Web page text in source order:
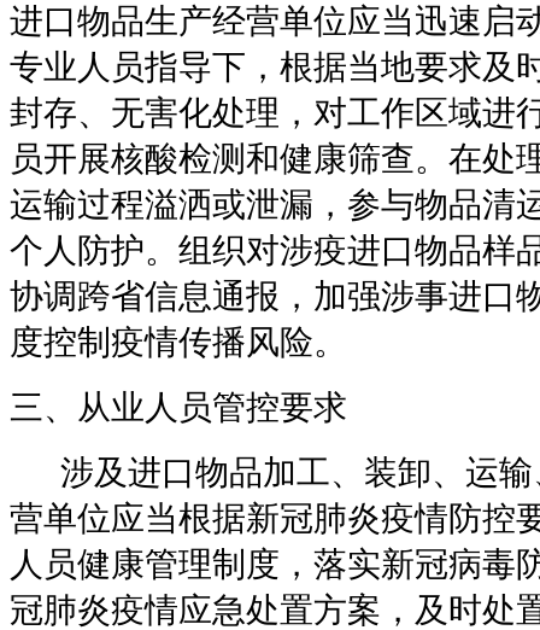
进口物品生产经营单位应当迅速启
专业人员指导下，根据当地要求及
封存、无害化处理，对工作区域进
员开展核酸检测和健康筛查。在处
运输过程溢洒或泄漏，参与物品清
个人防护。组织对涉疫进口物品样
协调跨省信息通报，加强涉事进口
度控制疫情传播风险。
三、从业人员管控要求
涉及进口物品加工、装卸、运输
营单位应当根据新冠肺炎疫情防控
人员健康管理制度，落实新冠病毒
冠肺炎疫情应急处置方案，及时处